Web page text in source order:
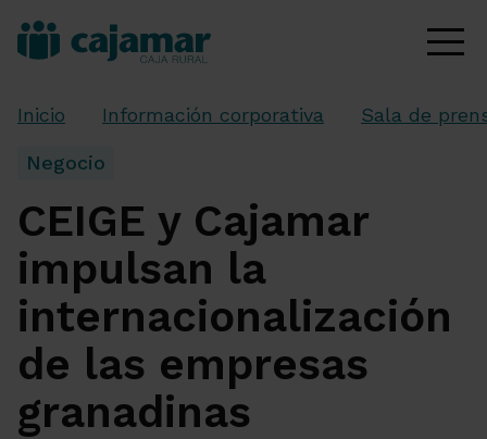
Inicio Información corporativa Sala de
Negocio
CEIGE y Cajamar
impulsan la
internacionalización
de las empresas
granadinas